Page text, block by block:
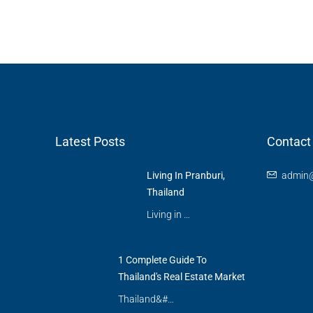
Latest Posts
Living In Pranburi,
Thailand
Living in …
1 Complete Guide To
Thailand's Real Estate Market
Thailand&#…
Contact